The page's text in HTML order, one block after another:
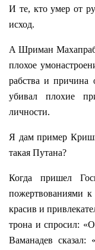
И те, кто умер от
исход.
А Шриман
плохое
рабства и
убивал плохие
личности.
Я дам пример
такая Путана?
Когда пришел
пожертвованиями
красив и
трона и спросил:
Ваманадев